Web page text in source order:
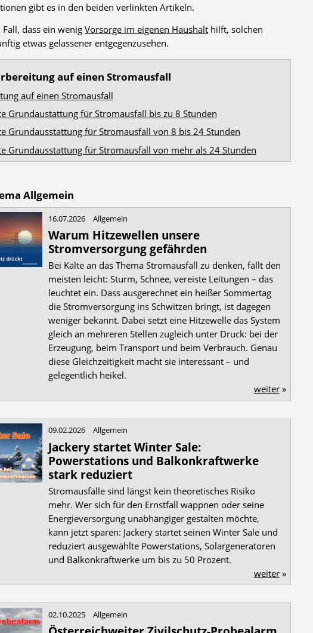
gibt es in den beiden verlinkten Artikeln.
dass ein wenig Vorsorge im eigenen Haushalt hilft, solchen
etwas gelassener entgegenzusehen.
auf einen Stromausfall
auf einen Stromausfall
Grundaustattung für Stromausfall bis zu 8 Stunden
Grundausstattung für Stromausfall von 8 bis 24 Stunden
Grundausstattung für Stromausfall von mehr als 24 Stunden
Allgemein
16.07.2026 Allgemein
Warum Hitzewellen unsere
Stromversorgung gefährden
Bei Kälte an das Thema Stromausfall zu denken, fällt den
meisten leicht: Sturm, Schnee, vereiste Leitungen – das
leuchtet ein. Dass ausgerechnet ein heißer Sommertag
die Stromversorgung ins Schwitzen bringt, ist dagegen
weniger bekannt. Dabei setzt eine Hitzewelle das System
gleich an mehreren Stellen zugleich unter Druck: bei der
Erzeugung, beim Transport und beim Verbrauch. Genau
diese Gleichzeitigkeit macht sie interessant – und
gelegentlich heikel.
weiter»
09.02.2026 Allgemein
Jackery startet Winter Sale:
Powerstations und Balkonkraftwerke
stark reduziert
Stromausfälle sind längst kein theoretisches Risiko
mehr. Wer sich für den Ernstfall wappnen oder seine
Energieversorgung unabhängiger gestalten möchte,
kann jetzt sparen: Jackery startet seinen Winter Sale und
reduziert ausgewählte Powerstations, Solargeneratoren
und Balkonkraftwerke um bis zu 50 Prozent.
weiter»
02.10.2025 Allgemein